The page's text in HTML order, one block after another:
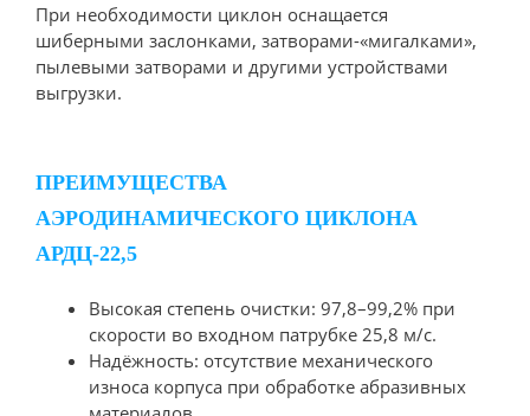
При необходимости циклон оснащается
шиберными заслонками, затворами-«мигалками»,
пылевыми затворами и другими устройствами
выгрузки.
ПРЕИМУЩЕСТВА
АЭРОДИНАМИЧЕСКОГО ЦИКЛОНА
АРДЦ-22,5
Высокая степень очистки: 97,8–99,2% при
скорости во входном патрубке 25,8 м/с.
Надёжность: отсутствие механического
износа корпуса при обработке абразивных